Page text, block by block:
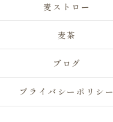
麦ストロー
麦茶
ブログ
プライバシーポリシー